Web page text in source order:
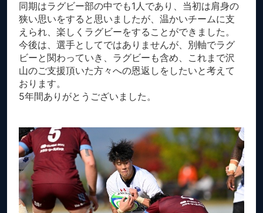
同期はラグビー部の中でも1人であり、当初は肩身の
狭い思いをすると思いましたが、温かいチームに支
えられ、楽しくラグビーをすることができました。
今後は、選手としてではありませんが、別軸でラグ
ビーと関わっていき、ラグビーも含め、これまで沢
山のご支援頂いた方々への恩返しをしたいと考えて
おります。
5年間ありがとうございました。